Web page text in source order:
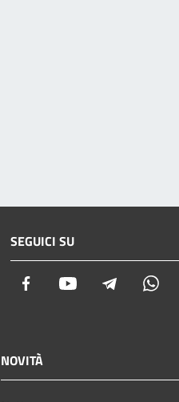
SEGUICI SU
Facebook Youtube Telegram
NOVITÀ